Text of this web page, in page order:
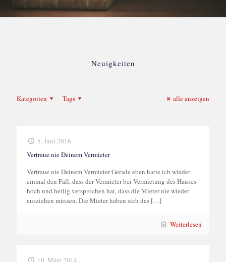
Neuigkeiten
Kategorien Tags alle anzeigen
5. Juni 2016
Vertraue nie Deinem Vermieter
Vertraue nie Deinem Vermieter Gerade eben hatte ich wieder
einmal den Fall, dass der Vermieter bei Vermietung des Hauses
hoch und heilig versprochen hat, dass die Mieter nie wieder
ausziehen müssen. Die Mieter haben sich das […]
Weiterlesen
10. März 2014